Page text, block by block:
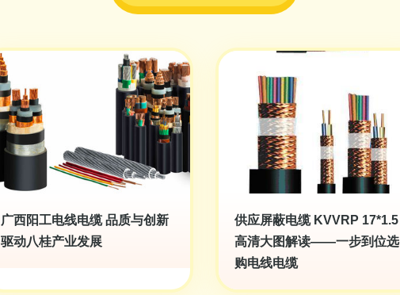
广西阳工电线电缆 品质与创新
驱动八桂产业发展
供应屏蔽电缆 KVVRP 17*1.5
高清大图解读——一步到位选
购电线电缆